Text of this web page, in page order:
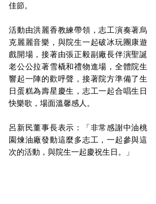
佳節。
活動由洪麗香教練帶領，志工演奏著烏
克麗麗音樂，與院生一起破冰玩團康遊
戲開場，接著由張正毅副廠長伴演聖誕
老公公拉著雪橇和禮物進場，全體院生
響起一陣的歡呼聲，接著院方準備了生
日蛋糕為壽星慶生，志工一起合唱生日
快樂歌，場面溫馨感人。
呂新民董事長表示：「非常感謝中油桃
園煉油廠發動這麼多志工，一起參與這
次的活動，與院生一起慶祝生日。」